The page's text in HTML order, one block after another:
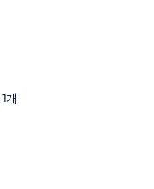
개